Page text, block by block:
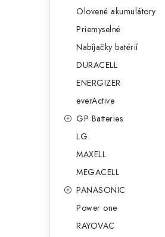
Olovené akumulátory
Priemyselné
Nabíjačky batérií
DURACELL
ENERGIZER
everActive
GP Batteries
LG
MAXELL
MEGACELL
PANASONIC
Power one
RAYOVAC